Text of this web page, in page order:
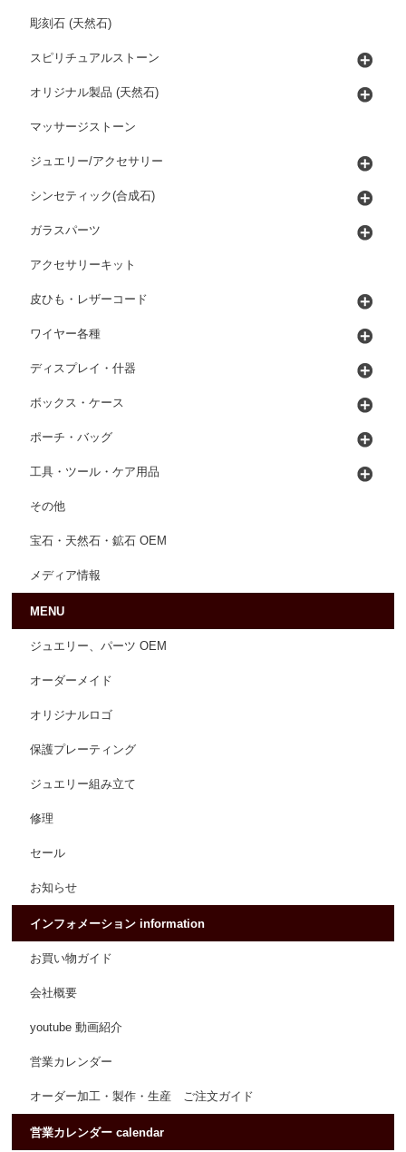
彫刻石 (天然石)
スピリチュアルストーン
オリジナル製品 (天然石)
マッサージストーン
ジュエリー/アクセサリー
シンセティック(合成石)
ガラスパーツ
アクセサリーキット
皮ひも・レザーコード
ワイヤー各種
ディスプレイ・什器
ボックス・ケース
ポーチ・バッグ
工具・ツール・ケア用品
その他
宝石・天然石・鉱石 OEM
メディア情報
MENU
ジュエリー、パーツ OEM
オーダーメイド
オリジナルロゴ
保護プレーティング
ジュエリー組み立て
修理
セール
お知らせ
インフォメーション information
お買い物ガイド
会社概要
youtube 動画紹介
営業カレンダー
オーダー加工・製作・生産 ご注文ガイド
営業カレンダー calendar